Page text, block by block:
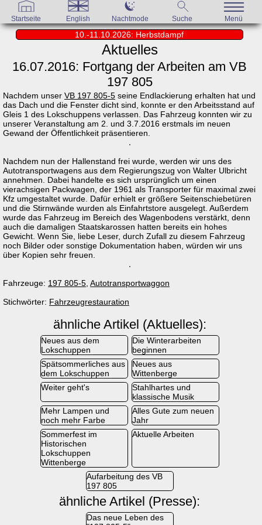
Startseite English Nachtmode Suche Menü
10.-11.10.2026: Herbstdampf
Aktuelles
16.07.2016: Fortgang der Arbeiten am VB
197 805
Nachdem unser VB 197 805-5 seine Endlackierung erhalten hat und
das Dach und die Fenster dicht sind, konnte er den Arbeitsstand auf
Gleis 1 des Lokschuppens verlassen. Das Fahrzeug konnten wir zu
unserer Veranstaltung am 2. und 3.7.2016 erstmals im neuen
Gewand der Öffentlichkeit präsentieren.
Nachdem nun der Hallenstand frei wurde, werden wir uns des
Autotransportwagens aus dem Regierungszug von Walter Ulbricht
annehmen. Dabei handelte es sich ursprünglich um einen
vierachsigen Packwagen, der 1961 als Transporter für maximal zwei
Kfz umgestaltet wurde. Dafür erhielt er größere Seitenschiebetüren
und die Stirnwände wurden als Einfahrtstore ausgelegt. Außerdem
wurde das Fahrzeug im Bereich des Wagenbodens verstärkt, denn
auch die damaligen Staatskarossen hatten bereits ein hohes
Gewicht. Wenn Sie, liebe Leser, durch Zufall zu diesem Fahrzeug
noch Bilder oder sonstige Dokumentation haben, würden wir uns
über Kopien sehr freuen.
Fahrzeuge: 197 805-5 Autotransportwaggon
Stichwörter: Fahrzeugrestauration
ähnliche Artikel (Aktuelles):
Neues aus dem
Lokschuppen
Die Winterarbeiten
beginnen
Spätsommerliches aus
dem Lokschuppen
Neues aus
Wittenberge
Weiter geht's
Stahlhartes und
klassische Musik
Mehr Lampen und
noch mehr Farbe
Alles Gute zum neuen
Jahr
Sommerfest im
Historischen
Lokschuppen
Wittenberge
Aktuelle Arbeiten
Aufarbeitung des VB
197 805
ähnliche Artikel (Presse):
Das neue Leben des